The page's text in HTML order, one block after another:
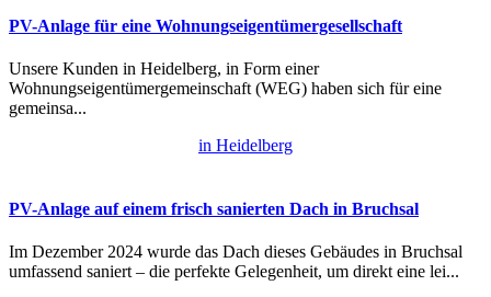
PV-Anlage für eine Wohnungseigentümergesellschaft
Unsere Kunden in Heidelberg, in Form einer
Wohnungseigentümergemeinschaft (WEG) haben sich für eine
gemeinsa...
in Heidelberg
PV-Anlage auf einem frisch sanierten Dach in Bruchsal
Im Dezember 2024 wurde das Dach dieses Gebäudes in Bruchsal
umfassend saniert – die perfekte Gelegenheit, um direkt eine lei...